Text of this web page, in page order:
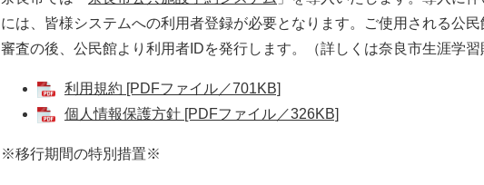
には、皆様システムへの利用者登録が必要となります。ご使用される公民
審査の後、公民館より利用者IDを発行します。（詳しくは奈良市生涯学習
利用規約 [PDFファイル／701KB]
個人情報保護方針 [PDFファイル／326KB]
※移行期間の特別措置※